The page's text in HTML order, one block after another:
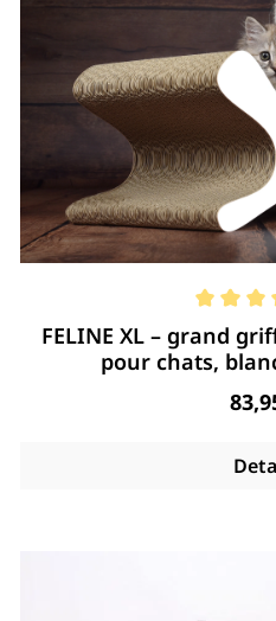
Note moyenne de 5 de 5
FELINE XL – grand
pour chats,